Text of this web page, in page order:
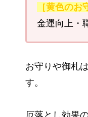
［黄色のお
金運向上・
お守りや御札
す。
厄落とし効果